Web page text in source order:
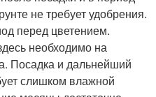
не требует удобрения.
перед цветением.
необходимо на
Посадка и дальнейший
слишком влажной